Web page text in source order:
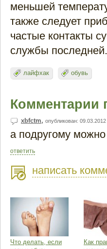
меньшей
также следует
частые контакты
службы последней.
лайфхак обувь
Комментарии
xbfctm, опубликован: 09.03.2012
а подругому можно
ответить
написать
Что делать, если
Как